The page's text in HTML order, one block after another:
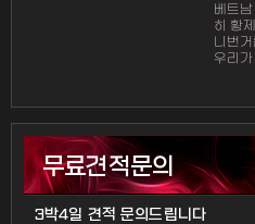
베트
히 황
니번
우리가
무료견적문의
3박4일 견적 문의드립니다